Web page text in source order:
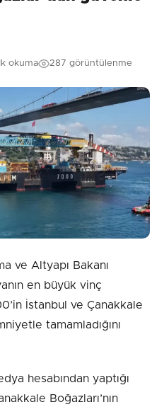
4 = ?
İlk yorumu siz yapın!
okuma 287 görüntülenme
ve Altyapı Bakanı
en büyük vinç
İstanbul ve Çanakkale
tamamladığını
hesabından yaptığı
Boğazları’nın